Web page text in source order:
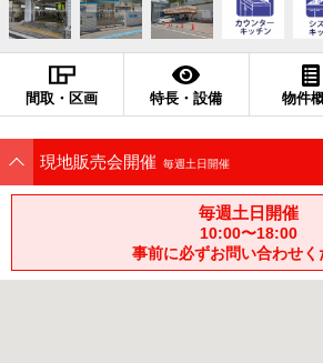
間取・区画 特長・設備 物件
現地販売会開催 毎週土日開催
毎週土日開催
10:00〜18:00
事前に必ずお問い合わせく